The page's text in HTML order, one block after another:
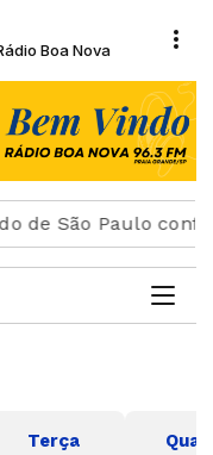
Boa Nova
de São Paulo
Terça